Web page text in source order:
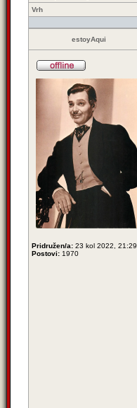
Vrh
estoyAqui
Pridružen/a: 23 kol 2022, 21:29
Postovi: 1970